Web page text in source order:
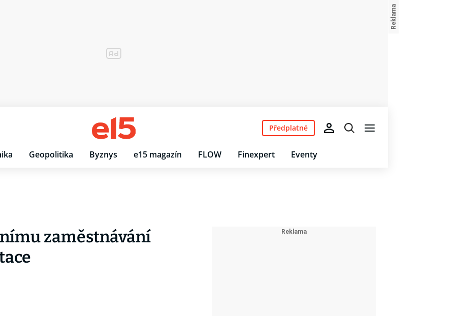
Geopolitika Byznys e15 magazín FLOW Finexpert Eventy
Předplatné
zaměstnávání